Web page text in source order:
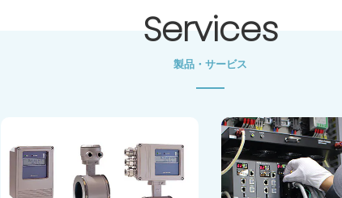
Services
製品・サービス